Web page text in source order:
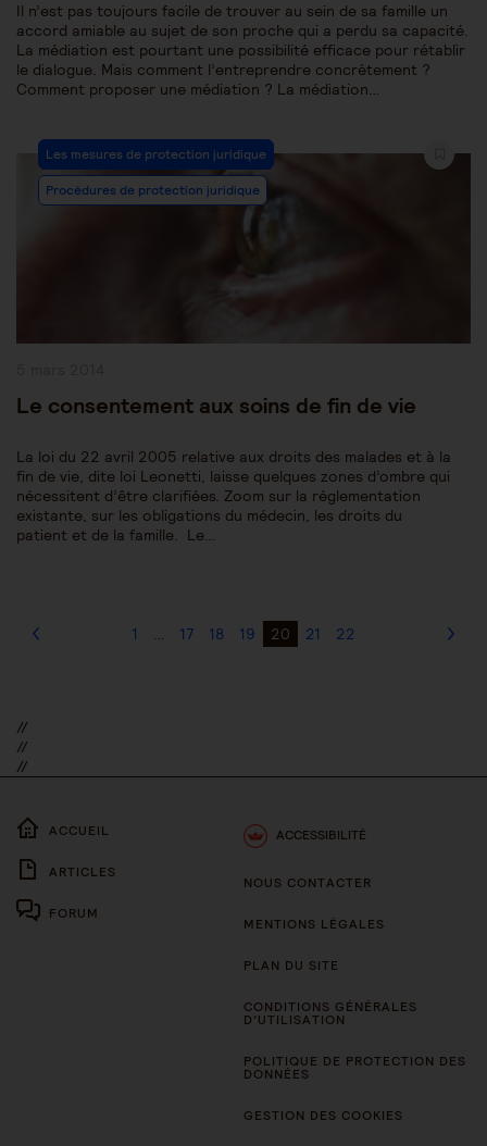
Il n’est pas toujours facile de trouver au sein de sa famille un
accord amiable au sujet de son proche qui a perdu sa capacité.
La médiation est pourtant une possibilité efficace pour rétablir
le dialogue. Mais comment l’entreprendre concrètement ?
Comment proposer une médiation ? La médiation…
Post
Category:
Les mesures de protection juridique
Procédures de protection juridique
Le consentement aux soins de fin de vie
La loi du 22 avril 2005 relative aux droits des malades et à la
fin de vie, dite loi Leonetti, laisse quelques zones d’ombre qui
nécessitent d’être clarifiées. Zoom sur la réglementation
existante, sur les obligations du médecin, les droits du
patient et de la famille. Le…
1 … 17 18 19 20 21 22
//
//
//
ACCUEIL
ARTICLES
FORUM
ACCESSIBILITÉ
NOUS CONTACTER
MENTIONS LÉGALES
PLAN DU SITE
CONDITIONS GÉNÉRALES
D’UTILISATION
POLITIQUE DE PROTECTION DES
DONNÉES
GESTION DES COOKIES